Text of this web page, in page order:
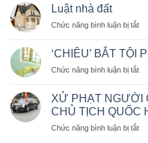
Luật nhà đất
Chức năng bình luận bị tắtở
đất
‘CHIÊU’ BẮT TỘI
Chức năng bình luận bị tắtở
‘CÓ
XỬ PHẠT NGƯỜI
CHỦ TỊCH QUỐC
Chức năng bình luận bị tắtở